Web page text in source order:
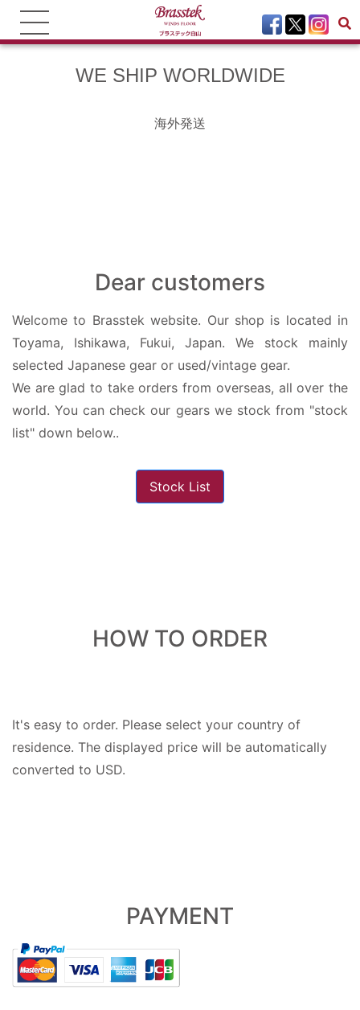
WE SHIP WORLDWIDE
海外発送
Dear customers
Welcome to Brasstek website. Our shop is located in
Toyama, Ishikawa, Fukui, Japan. We stock mainly
selected Japanese gear or used/vintage gear.
We are glad to take orders from overseas, all over the
world. You can check our gears we stock from "stock
list" down below..
Stock List
HOW TO ORDER
It's easy to order. Please select your country of
residence. The displayed price will be automatically
converted to USD.
PAYMENT